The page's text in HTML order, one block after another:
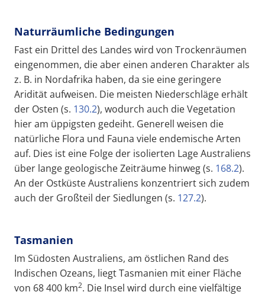
Naturräumliche Bedingungen
Fast ein Drittel des Landes wird von Trockenräumen
eingenommen, die aber einen anderen Charakter als
z. B. in Nordafrika haben, da sie eine geringere
Aridität aufweisen. Die meisten Niederschläge erhält
der Osten (s. 130.2), wodurch auch die Vegetation
hier am üppigsten gedeiht. Generell weisen die
natürliche Flora und Fauna viele endemische Arten
auf. Dies ist eine Folge der isolierten Lage Australiens
über lange geologische Zeiträume hinweg (s. 168.2).
An der Ostküste Australiens konzentriert sich zudem
auch der Großteil der Siedlungen (s. 127.2).
Tasmanien
Im Südosten Australiens, am östlichen Rand des
Indischen Ozeans, liegt Tasmanien mit einer Fläche
von 68 400 km2. Die Insel wird durch eine vielfältige